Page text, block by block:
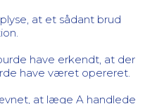
at et sådant brud
have erkendt, at der
have været opereret.
at læge A handlede